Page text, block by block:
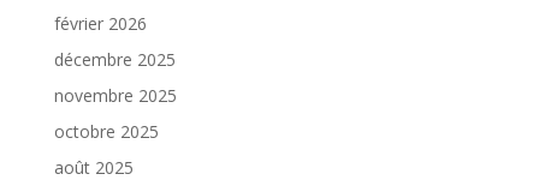
février 2026
décembre 2025
novembre 2025
octobre 2025
août 2025